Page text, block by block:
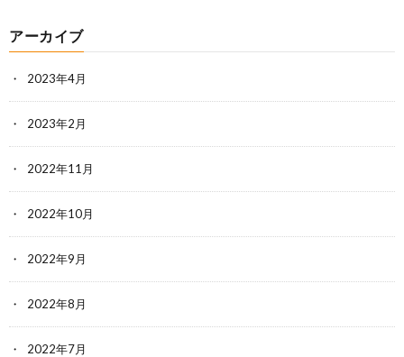
アーカイブ
2023年4月
2023年2月
2022年11月
2022年10月
2022年9月
2022年8月
2022年7月